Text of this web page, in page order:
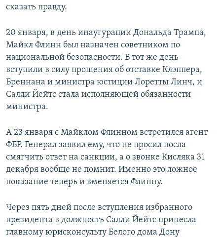
сказать правду.
20 января, в день инаугурации Дональда Трампа,
Майкл Флинн был назначен советником по
национальной безопасности. В тот же день
вступили в силу прошения об отставке Клэппера,
Бреннана и министра юстиции Лоретты Линч, и
Салли Йейтс стала исполняющей обязанности
министра.
А 23 января с Майклом Флинном встретился агент
ФБР. Генерал заявил ему, что не просил посла
смягчить ответ на санкции, а о звонке Кисляка 31
декабря вообще не помнит. Именно это ложное
показание теперь и вменяется Флинну.
Через пять дней после вступления избранного
президента в должность Салли Йейтс принесла
главному юрисконсульту Белого дома Дону